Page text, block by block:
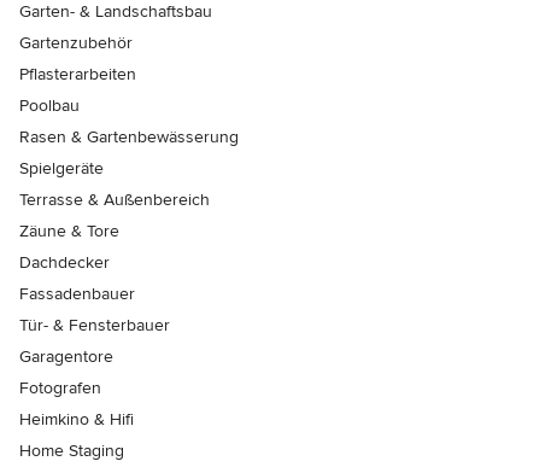
Garten- & Landschaftsbau
Gartenzubehör
Pflasterarbeiten
Poolbau
Rasen & Gartenbewässerung
Spielgeräte
Terrasse & Außenbereich
Zäune & Tore
Dachdecker
Fassadenbauer
Tür- & Fensterbauer
Garagentore
Fotografen
Heimkino & Hifi
Home Staging